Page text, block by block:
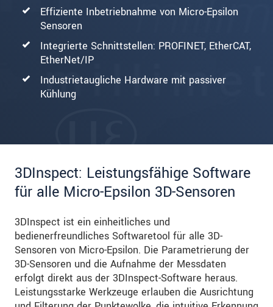
Effiziente Inbetriebnahme von Micro-Epsilon
Sensoren
Integrierte Schnittstellen: PROFINET, EtherCAT,
EtherNet/IP
Industrietaugliche Hardware mit passiver
Kühlung
3DInspect: Leistungsfähige Software
für alle Micro-Epsilon 3D-Sensoren
3DInspect ist ein einheitliches und
bedienerfreundliches Softwaretool für alle 3D-
Sensoren von Micro-Epsilon. Die Parametrierung der
3D-Sensoren und die Aufnahme der Messdaten
erfolgt direkt aus der 3DInspect-Software heraus.
Leistungsstarke Werkzeuge erlauben die Ausrichtung